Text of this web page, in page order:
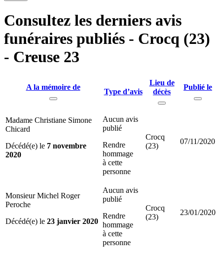
Consultez les derniers avis
funéraires publiés - Crocq (23)
- Creuse 23
A la mémoire de
Type d’avis
Lieu de
décès
Publié le
Madame Christiane Simone
Chicard
Décédé(e) le 7 novembre
2020
Aucun avis
publié
Rendre
hommage
à cette
personne
Crocq
(23)
07/11/2020
Monsieur Michel Roger
Peroche
Décédé(e) le 23 janvier 2020
Aucun avis
publié
Rendre
hommage
à cette
personne
Crocq
(23)
23/01/2020